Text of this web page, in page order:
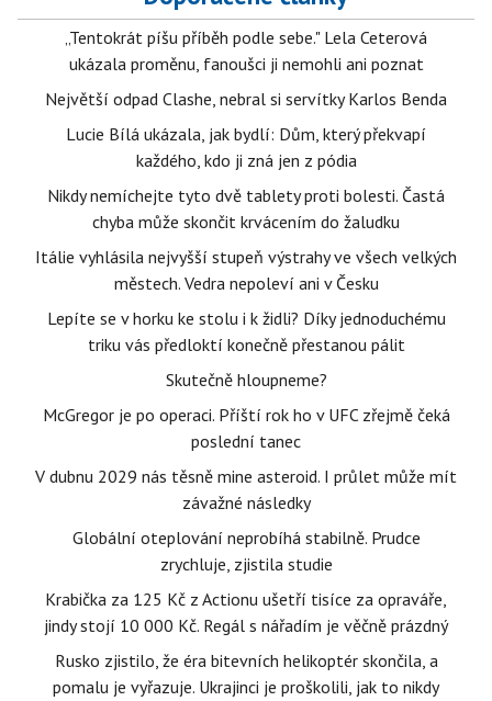
„Tentokrát píšu příběh podle sebe." Lela Ceterová
ukázala proměnu, fanoušci ji nemohli ani poznat
Největší odpad Clashe, nebral si servítky Karlos Benda
Lucie Bílá ukázala, jak bydlí: Dům, který překvapí
každého, kdo ji zná jen z pódia
Nikdy nemíchejte tyto dvě tablety proti bolesti. Častá
chyba může skončit krvácením do žaludku
Itálie vyhlásila nejvyšší stupeň výstrahy ve všech velkých
městech. Vedra nepoleví ani v Česku
Lepíte se v horku ke stolu i k židli? Díky jednoduchému
triku vás předloktí konečně přestanou pálit
Skutečně hloupneme?
McGregor je po operaci. Příští rok ho v UFC zřejmě čeká
poslední tanec
V dubnu 2029 nás těsně mine asteroid. I průlet může mít
závažné následky
Globální oteplování neprobíhá stabilně. Prudce
zrychluje, zjistila studie
Krabička za 125 Kč z Actionu ušetří tisíce za opraváře,
jindy stojí 10 000 Kč. Regál s nářadím je věčně prázdný
Rusko zjistilo, že éra bitevních helikoptér skončila, a
pomalu je vyřazuje. Ukrajinci je proškolili, jak to nikdy